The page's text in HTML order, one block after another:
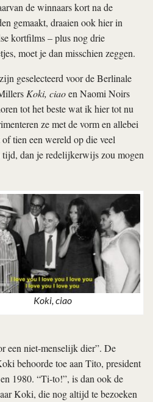
de winnaars kort na de
gemaakt, draaien ook hier in
kortfilms – plus nog drie
moet je dan misschien zeggen.
geselecteerd voor de Berlinale
Koki, ciaoen Naomi Noirs
tot het beste wat ik hier tot nu
ze met de vorm en allebei
tien een wereld op die veel
dan je redelijkerwijs zou mogen
Koki, ciao
een niet-menselijk dier”. De
behoorde toe aan Tito, president
1980. “Ti-to!”, is dan ook de
Koki, die nog altijd te bezoeken